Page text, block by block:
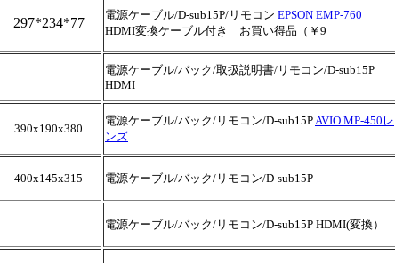
297*234*77
電源ケーブル/D-sub15P/リモコン EPSON EMP-760
HDMI変換ケーブル付き お買い得品（￥9
電源ケーブル/バック/取扱説明書/リモコン/D-sub15P
HDMI
390x190x380
電源ケーブル/バック/リモコン/D-sub15PAVIO MP-450レ
ンズ
400x145x315 電源ケーブル/バック/リモコン/D-sub15P
電源ケーブル/バック/リモコン/D-sub15P HDMI(変換）